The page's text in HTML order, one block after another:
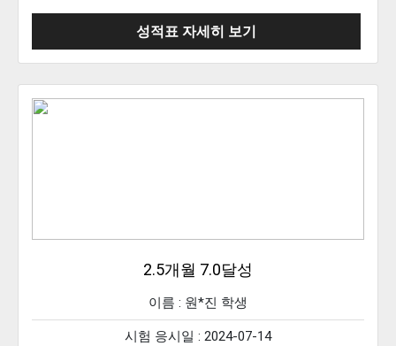
성적표 자세히 보기
2.5개월 7.0달성
이름 : 원*진 학생
시험 응시일 : 2024-07-14